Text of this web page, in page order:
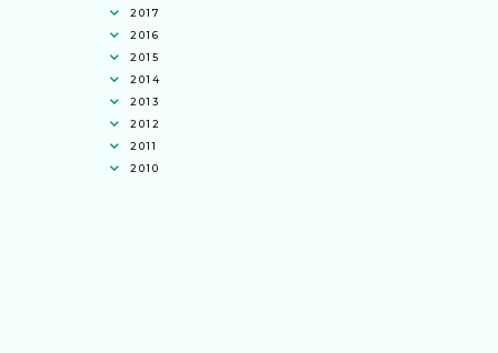
2017
2016
2015
2014
2013
2012
2011
2010